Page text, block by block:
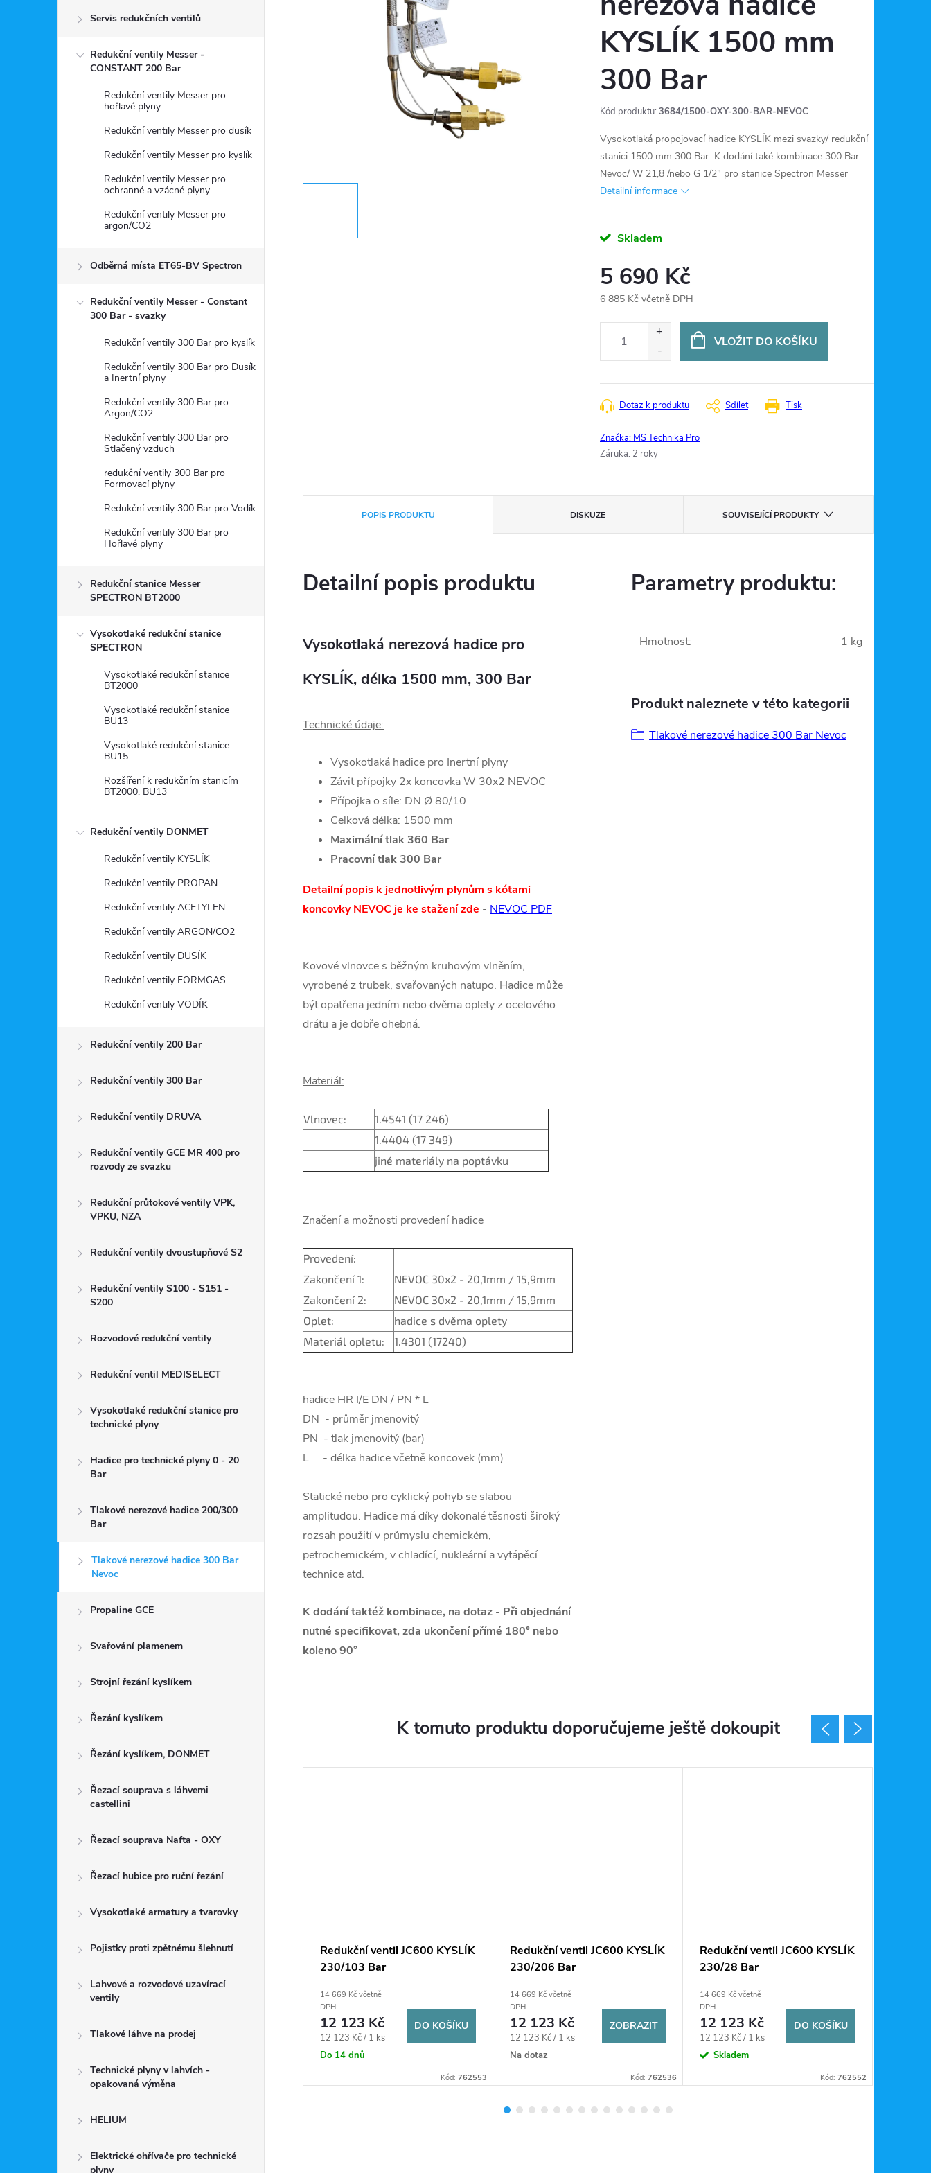
Servis redukčních ventilů
Redukční ventily Messer -
CONSTANT 200 Bar
Redukční ventily Messer pro
hořlavé plyny
Redukční ventily Messer pro dusík
Redukční ventily Messer pro kyslík
Redukční ventily Messer pro
ochranné a vzácné plyny
Redukční ventily Messer pro
argon/CO2
Odběrná místa ET65-BV Spectron
Redukční ventily Messer - Constant
300 Bar - svazky
Redukční ventily 300 Bar pro kyslík
Redukční ventily 300 Bar pro Dusík
a Inertní plyny
Redukční ventily 300 Bar pro
Argon/CO2
Redukční ventily 300 Bar pro
Stlačený vzduch
redukční ventily 300 Bar pro
Formovací plyny
Redukční ventily 300 Bar pro Vodík
Redukční ventily 300 Bar pro
Hořlavé plyny
Redukční stanice Messer
SPECTRON BT2000
Vysokotlaké redukční stanice
SPECTRON
Vysokotlaké redukční stanice
BT2000
Vysokotlaké redukční stanice
BU13
Vysokotlaké redukční stanice
BU15
Rozšíření k redukčním stanicím
BT2000, BU13
Redukční ventily DONMET
Redukční ventily KYSLÍK
Redukční ventily PROPAN
Redukční ventily ACETYLEN
Redukční ventily ARGON/CO2
Redukční ventily DUSÍK
Redukční ventily FORMGAS
Redukční ventily VODÍK
Redukční ventily 200 Bar
Redukční ventily 300 Bar
Redukční ventily DRUVA
Redukční ventily GCE MR 400 pro
rozvody ze svazku
Redukční průtokové ventily VPK,
VPKU, NZA
Redukční ventily dvoustupňové S2
Redukční ventily S100 - S151 -
S200
Rozvodové redukční ventily
Redukční ventil MEDISELECT
Vysokotlaké redukční stanice pro
technické plyny
Hadice pro technické plyny 0 - 20
Bar
Tlakové nerezové hadice 200/300
Bar
Tlakové nerezové hadice 300 Bar
Nevoc
Propaline GCE
Svařování plamenem
Strojní řezání kyslíkem
Řezání kyslíkem
Řezání kyslíkem, DONMET
Řezací souprava s láhvemi
castellini
Řezací souprava Nafta - OXY
Řezací hubice pro ruční řezání
Vysokotlaké armatury a tvarovky
Pojistky proti zpětnému šlehnutí
Lahvové a rozvodové uzavírací
ventily
Tlakové láhve na prodej
Technické plyny v lahvích -
opakovaná výměna
HELIUM
Elektrické ohřívače pro technické
plyny
KYSLÍK 1500 mm
300 Bar
Kód produktu: 3684/1500-OXY-300-BAR-NEVOC
Vysokotlaká propojovací hadice KYSLÍK mezi svazky/ redukční
stanici 1500 mm 300 Bar K dodání také kombinace 300 Bar
Nevoc/ W 21,8 /nebo G 1/2" pro stanice Spectron Messer
Detailní informace
Skladem
5 690 Kč
6 885 Kč včetně DPH
VLOŽIT DO KOŠÍKU
Tisk
Dotaz k produktu Sdílet
Značka: MS Technika Pro
Záruka: 2 roky
POPIS PRODUKTU DISKUZE SOUVISEJÍCÍ PRODUKTY
Detailní popis produktu
Vysokotlaká nerezová hadice pro
KYSLÍK, délka 1500 mm, 300 Bar
Technické údaje:
Vysokotlaká hadice pro Inertní plyny
Závit přípojky 2x koncovka W 30x2 NEVOC
Přípojka o síle: DN Ø 80/10
Celková délka: 1500 mm
Maximální tlak 360 Bar
Pracovní tlak 300 Bar
Detailní popis k jednotlivým plynům s kótami
koncovky NEVOC je ke stažení zde - NEVOC PDF
Kovové vlnovce s běžným kruhovým vlněním,
vyrobené z trubek, svařovaných natupo. Hadice může
být opatřena jedním nebo dvěma oplety z ocelového
drátu a je dobře ohebná.
Materiál:
Vlnovec:
1.4541 (17 246)
1.4404 (17 349)
jiné materiály na poptávku
Značení a možnosti provedení hadice
Provedení:
Zakončení 1:
NEVOC 30x2 - 20,1mm / 15,9mm
Zakončení 2:
NEVOC 30x2 - 20,1mm / 15,9mm
Oplet:
hadice s dvěma oplety
Materiál opletu:
1.4301 (17240)
hadice HR I/E DN / PN * L
DN - průměr jmenovitý
PN - tlak jmenovitý (bar)
L - délka hadice včetně koncovek (mm)
Statické nebo pro cyklický pohyb se slabou
amplitudou. Hadice má díky dokonalé těsnosti široký
rozsah použití v průmyslu chemickém,
petrochemickém, v chladící, nukleární a vytápěcí
technice atd.
K dodání taktéž kombinace, na dotaz - Při objednání
nutné specifikovat, zda ukončení přímé 180° nebo
koleno 90°
Parametry produktu:
Hmotnost: 1 kg
Produkt naleznete v této kategorii
Tlakové nerezové hadice 300 Bar Nevoc
K tomuto produktu doporučujeme ještě dokoupit
stanice
0768132
Vysokotlaká redukční stanice
300/20 Bar
Skladem
Redukční ventil JC600 KYSLÍK
230/103 Bar
14 669 Kč včetně
DPH
12 123 Kč
Měrná
cena:
12 123 Kč / 1 ks
Do 14 dnů
DO KOŠÍKU
Kód: 762553
Redukční ventil JC600 KYSLÍK
230/206 Bar
14 669 Kč včetně
DPH
12 123 Kč
Měrná
cena:
12 123 Kč / 1 ks
Na dotaz
ZOBRAZIT
Kód: 762536
Redukční ventil JC600 KYSLÍK
230/28 Bar
14 669 Kč včetně
DPH
12 123 Kč
Měrná
cena:
12 123 Kč / 1 ks
Skladem
DO KOŠÍKU
Kód: 762552